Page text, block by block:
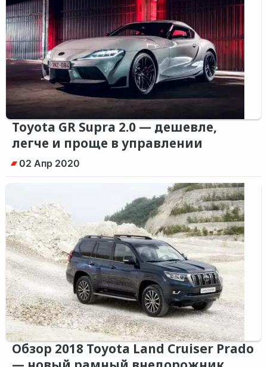
Toyota GR Supra 2.0 — дешевле,
легче и проще в управлении
02 Апр 2020
Обзор 2018 Toyota Land Cruiser Prado